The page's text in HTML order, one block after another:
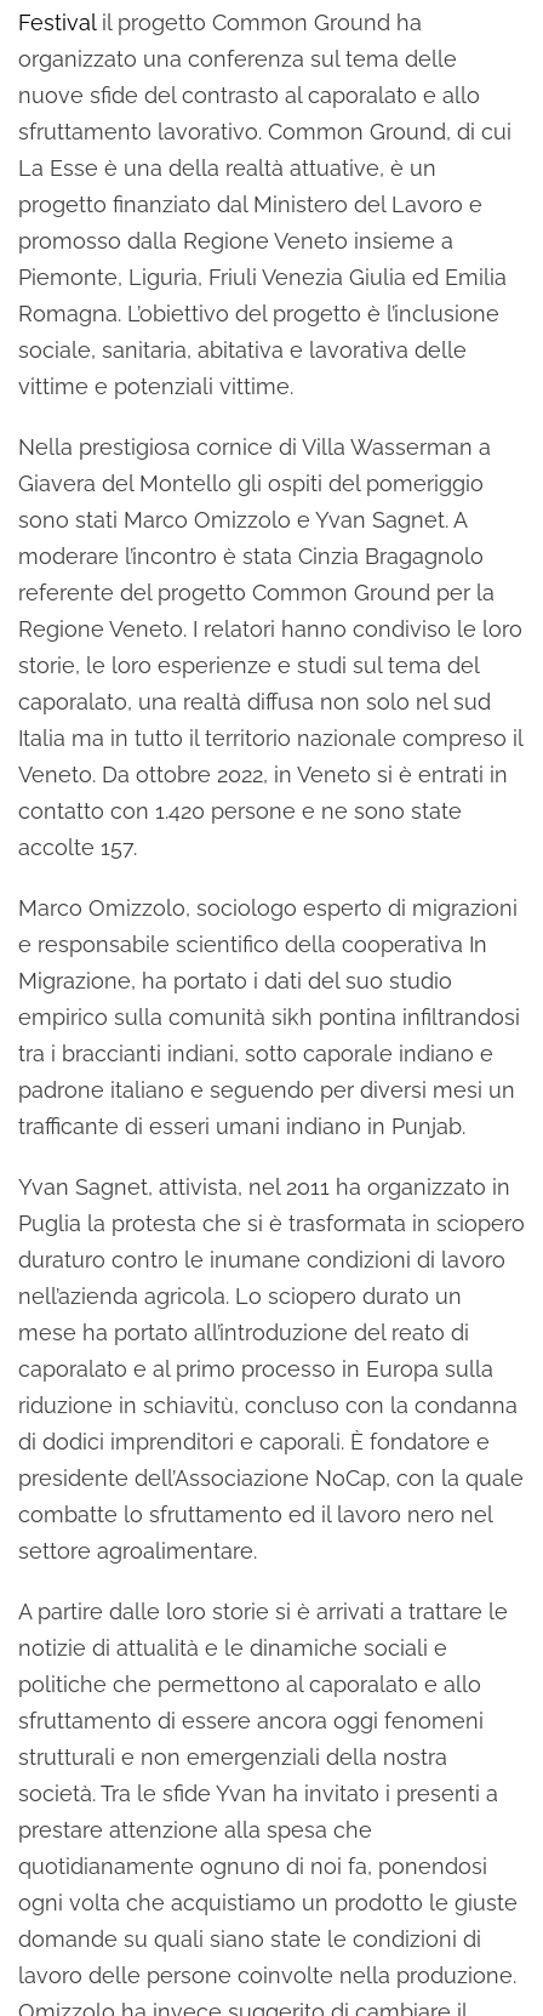
Festivalil progetto Common Ground ha
organizzato una conferenza sul tema delle
nuove sfide del contrasto al caporalato e allo
sfruttamento lavorativo. Common Ground, di cui
La Esse è una della realtà attuative, è un
progetto finanziato dal Ministero del Lavoro e
promosso dalla Regione Veneto insieme a
Piemonte, Liguria, Friuli Venezia Giulia ed Emilia
Romagna. L’obiettivo del progetto è l’inclusione
sociale, sanitaria, abitativa e lavorativa delle
vittime e potenziali vittime.
Nella prestigiosa cornice di Villa Wasserman a
Giavera del Montello gli ospiti del pomeriggio
sono stati Marco Omizzolo e Yvan Sagnet. A
moderare l’incontro è stata Cinzia Bragagnolo
referente del progetto Common Ground per la
Regione Veneto. I relatori hanno condiviso le loro
storie, le loro esperienze e studi sul tema del
caporalato, una realtà diffusa non solo nel sud
Italia ma in tutto il territorio nazionale compreso il
Veneto. Da ottobre 2022, in Veneto si è entrati in
contatto con 1.420 persone e ne sono state
accolte 157.
Marco Omizzolo, sociologo esperto di migrazioni
e responsabile scientifico della cooperativa In
Migrazione, ha portato i dati del suo studio
empirico sulla comunità sikh pontina infiltrandosi
tra i braccianti indiani, sotto caporale indiano e
padrone italiano e seguendo per diversi mesi un
trafficante di esseri umani indiano in Punjab.
Yvan Sagnet, attivista, nel 2011 ha organizzato in
Puglia la protesta che si è trasformata in sciopero
duraturo contro le inumane condizioni di lavoro
nell’azienda agricola. Lo sciopero durato un
mese ha portato all’introduzione del reato di
caporalato e al primo processo in Europa sulla
riduzione in schiavitù, concluso con la condanna
di dodici imprenditori e caporali. È fondatore e
presidente dell’Associazione NoCap, con la quale
combatte lo sfruttamento ed il lavoro nero nel
settore agroalimentare.
A partire dalle loro storie si è arrivati a trattare le
notizie di attualità e le dinamiche sociali e
politiche che permettono al caporalato e allo
sfruttamento di essere ancora oggi fenomeni
strutturali e non emergenziali della nostra
società. Tra le sfide Yvan ha invitato i presenti a
prestare attenzione alla spesa che
quotidianamente ognuno di noi fa, ponendosi
ogni volta che acquistiamo un prodotto le giuste
domande su quali siano state le condizioni di
lavoro delle persone coinvolte nella produzione.